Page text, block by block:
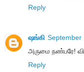
Reply
ஷங்கி September
அருமை நண்பரே!
Reply